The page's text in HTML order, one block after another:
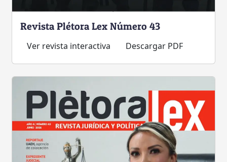
Revista Plétora Lex Número 43
Ver revista interactiva Descargar PDF